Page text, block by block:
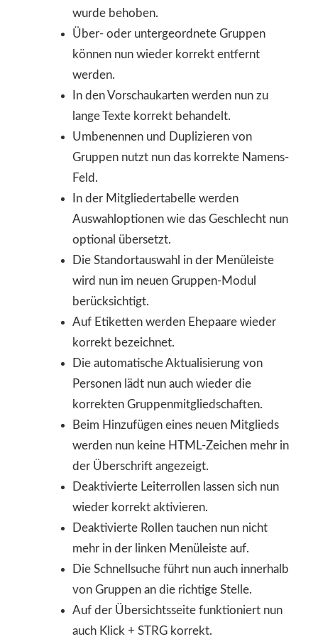
wurde behoben.
Über- oder untergeordnete Gruppen
können nun wieder korrekt entfernt
werden.
In den Vorschaukarten werden nun zu
lange Texte korrekt behandelt.
Umbenennen und Duplizieren von
Gruppen nutzt nun das korrekte Namens-
Feld.
In der Mitgliedertabelle werden
Auswahloptionen wie das Geschlecht nun
optional übersetzt.
Die Standortauswahl in der Menüleiste
wird nun im neuen Gruppen-Modul
berücksichtigt.
Auf Etiketten werden Ehepaare wieder
korrekt bezeichnet.
Die automatische Aktualisierung von
Personen lädt nun auch wieder die
korrekten Gruppenmitgliedschaften.
Beim Hinzufügen eines neuen Mitglieds
werden nun keine HTML-Zeichen mehr in
der Überschrift angezeigt.
Deaktivierte Leiterrollen lassen sich nun
wieder korrekt aktivieren.
Deaktivierte Rollen tauchen nun nicht
mehr in der linken Menüleiste auf.
Die Schnellsuche führt nun auch innerhalb
von Gruppen an die richtige Stelle.
Auf der Übersichtsseite funktioniert nun
auch Klick + STRG korrekt.